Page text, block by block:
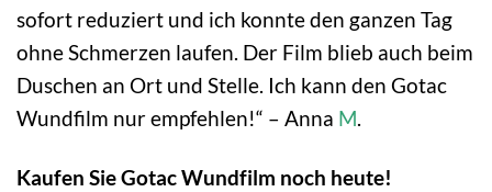
sofort reduziert und ich konnte den ganzen Tag
ohne Schmerzen laufen. Der Film blieb auch beim
Duschen an Ort und Stelle. Ich kann den Gotac
Wundfilm nur empfehlen!“ – Anna M
Kaufen Sie Gotac Wundfilm noch heute!